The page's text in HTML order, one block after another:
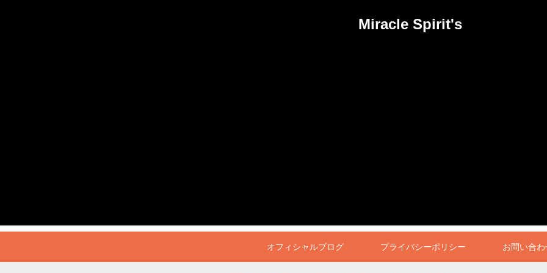
Miracle Spirit's
オフィシャルブログ プライバシーポリシー お問い合わ